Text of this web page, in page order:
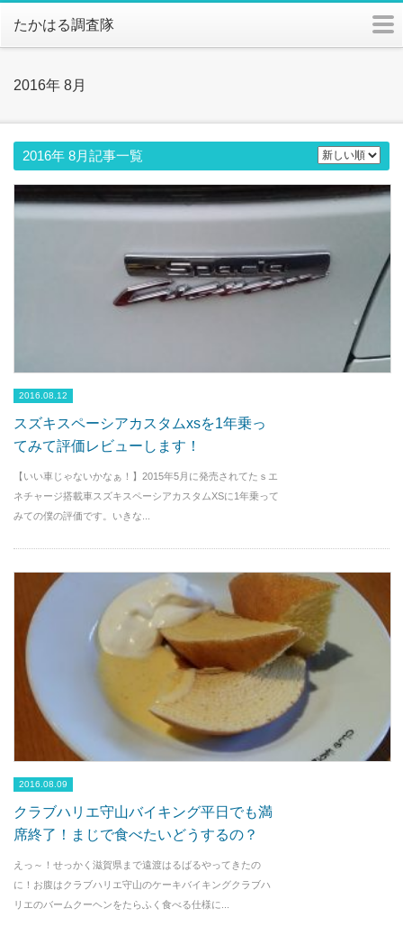
たかはる調査隊
2016年 8月
2016年 8月記事一覧
2016.08.12
スズキスペーシアカスタムxsを1年乗っ
てみて評価レビューします！
【いい車じゃないかなぁ！】2015年5月に発売されてたｓエ
ネチャージ搭載車スズキスペーシアカスタムXSに1年乗って
みての僕の評価です。いきな...
2016.08.09
クラブハリエ守山バイキング平日でも満
席終了！まじで食べたいどうするの？
えっ～！せっかく滋賀県まで遠渡はるばるやってきたの
に！お腹はクラブハリエ守山のケーキバイキングクラブハ
リエのバームクーヘンをたらふく食べる仕様に...